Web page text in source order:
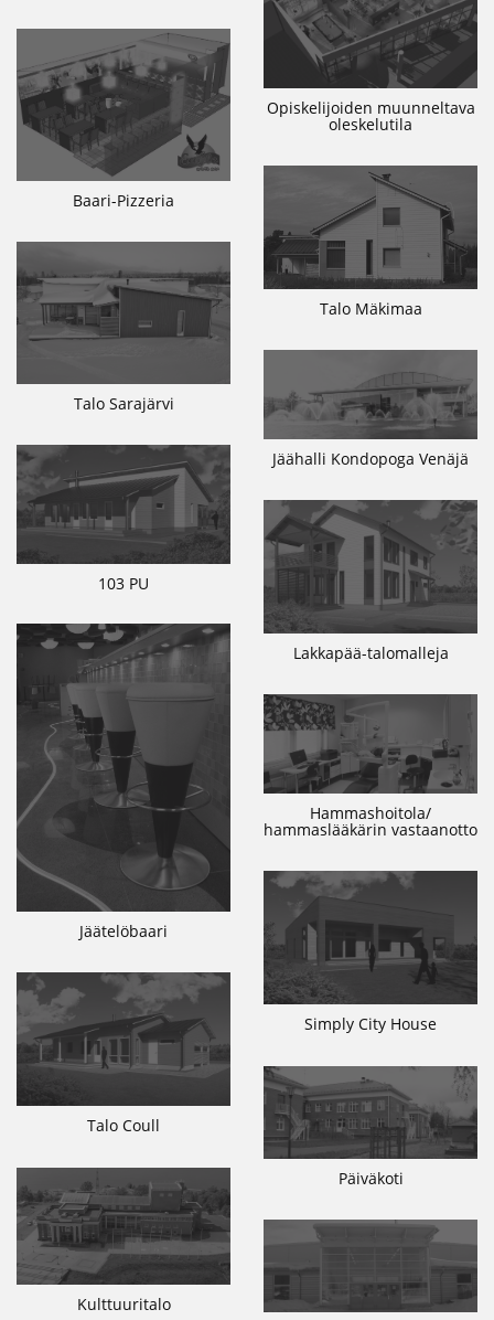
Opiskelijoiden muunneltava
oleskelutila
Baari-Pizzeria
Talo Mäkimaa
Talo Sarajärvi
Jäähalli Kondopoga Venäjä
103 PU
Lakkapää-talomalleja
Jäätelöbaari
Hammashoitola/
hammaslääkärin vastaanotto
Simply City House
Talo Coull
Päiväkoti
Kulttuuritalo